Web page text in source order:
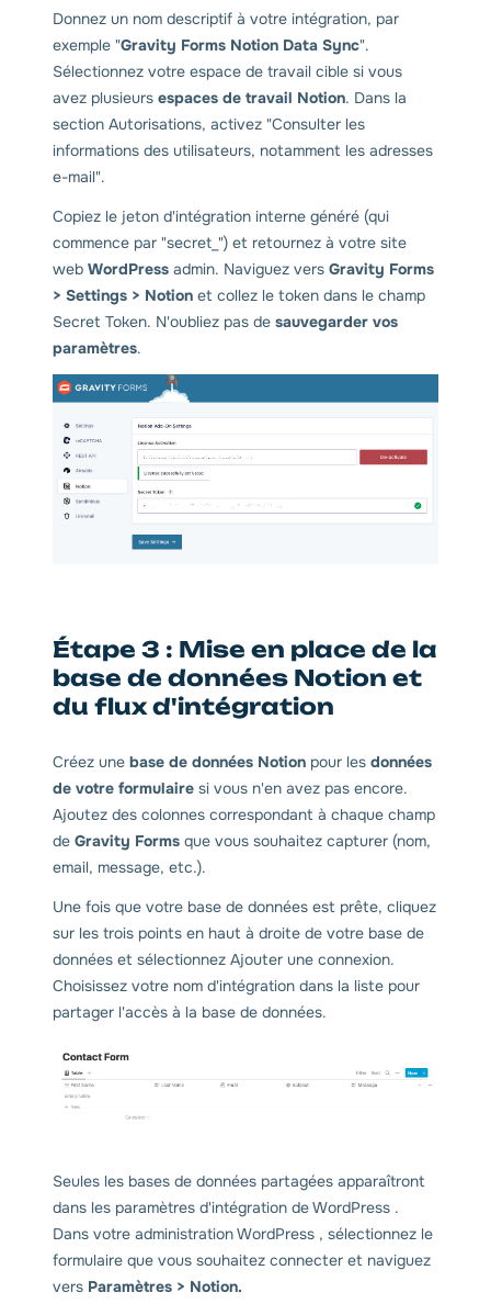
Donnez un nom descriptif à votre intégration, par
exemple "Gravity Forms Notion Data Sync".
Sélectionnez votre espace de travail cible si vous
avez plusieurs espaces de travail Notion. Dans la
section Autorisations, activez "Consulter les
informations des utilisateurs, notamment les adresses
e-mail".
Copiez le jeton d'intégration interne généré (qui
commence par "secret_") et retournez à votre site
web WordPress admin. Naviguez vers Gravity Forms
> Settings > Notion et collez le token dans le champ
Secret Token. N'oubliez pas de sauvegarder vos
paramètres.
Étape 3 : Mise en place de la
base de données Notion et
du flux d'intégration
Créez une base de données Notion pour les données
de votre formulaire si vous n'en avez pas encore.
Ajoutez des colonnes correspondant à chaque champ
de Gravity Forms que vous souhaitez capturer (nom,
email, message, etc.).
Une fois que votre base de données est prête, cliquez
sur les trois points en haut à droite de votre base de
données et sélectionnez Ajouter une connexion.
Choisissez votre nom d'intégration dans la liste pour
partager l'accès à la base de données.
Seules les bases de données partagées apparaîtront
dans les paramètres d'intégration de WordPress .
Dans votre administration WordPress , sélectionnez le
formulaire que vous souhaitez connecter et naviguez
vers Paramètres > Notion.